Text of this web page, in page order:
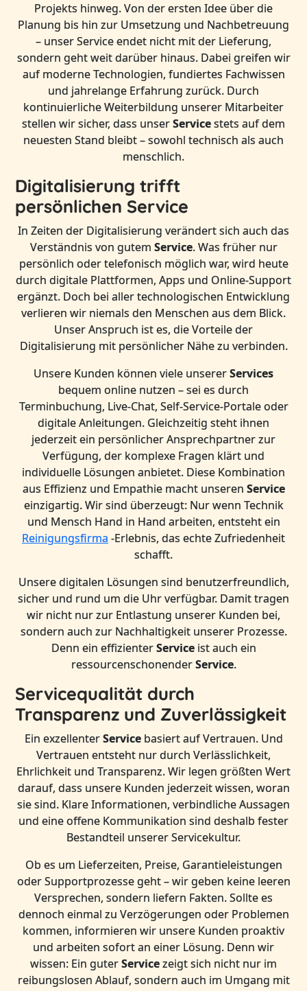
Projekts hinweg. Von der ersten Idee über die
Planung bis hin zur Umsetzung und Nachbetreuung
– unser Service endet nicht mit der Lieferung,
sondern geht weit darüber hinaus. Dabei greifen wir
auf moderne Technologien, fundiertes Fachwissen
und jahrelange Erfahrung zurück. Durch
kontinuierliche Weiterbildung unserer Mitarbeiter
stellen wir sicher, dass unserServicestets auf dem
neuesten Stand bleibt – sowohl technisch als auch
menschlich.
Digitalisierung trifft
persönlichen Service
In Zeiten der Digitalisierung verändert sich auch das
Verständnis von gutem Service. Was früher nur
persönlich oder telefonisch möglich war, wird heute
durch digitale Plattformen, Apps und Online-Support
ergänzt. Doch bei aller technologischen Entwicklung
verlieren wir niemals den Menschen aus dem Blick.
Unser Anspruch ist es, die Vorteile der
Digitalisierung mit persönlicher Nähe zu verbinden.
Unsere Kunden können viele unsererServices
bequem online nutzen – sei es durch
Terminbuchung, Live-Chat, Self-Service-Portale oder
digitale Anleitungen. Gleichzeitig steht ihnen
jederzeit ein persönlicher Ansprechpartner zur
Verfügung, der komplexe Fragen klärt und
individuelle Lösungen anbietet. Diese Kombination
aus Effizienz und Empathie macht unseren Service
einzigartig. Wir sind überzeugt: Nur wenn Technik
und Mensch Hand in Hand arbeiten, entsteht ein
Reinigungsfirma -Erlebnis, das echte Zufriedenheit
schafft.
Unsere digitalen Lösungen sind benutzerfreundlich,
sicher und rund um die Uhr verfügbar. Damit tragen
wir nicht nur zur Entlastung unserer Kunden bei,
sondern auch zur Nachhaltigkeit unserer Prozesse.
Denn ein effizienterServiceist auch ein
ressourcenschonenderService.
Servicequalität durch
Transparenz und Zuverlässigkeit
Ein exzellenterServicebasiert auf Vertrauen. Und
Vertrauen entsteht nur durch Verlässlichkeit,
Ehrlichkeit und Transparenz. Wir legen größten Wert
darauf, dass unsere Kunden jederzeit wissen, woran
sie sind. Klare Informationen, verbindliche Aussagen
und eine offene Kommunikation sind deshalb fester
Bestandteil unserer Servicekultur.
Ob es um Lieferzeiten, Preise, Garantieleistungen
oder Supportprozesse geht – wir geben keine leeren
Versprechen, sondern liefern Fakten. Sollte es
dennoch einmal zu Verzögerungen oder Problemen
kommen, informieren wir unsere Kunden proaktiv
und arbeiten sofort an einer Lösung. Denn wir
wissen: Ein guterServicezeigt sich nicht nur im
reibungslosen Ablauf, sondern auch im Umgang mit